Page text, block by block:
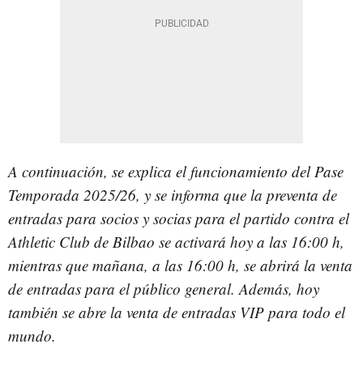
A continuación, se explica el funcionamiento del Pase
Temporada 2025/26, y se informa que la preventa de
entradas para socios y socias para el partido contra el
Athletic Club de Bilbao se activará hoy a las 16:00 h,
mientras que mañana, a las 16:00 h, se abrirá la venta
de entradas para el público general. Además, hoy
también se abre la venta de entradas VIP para todo el
mundo.